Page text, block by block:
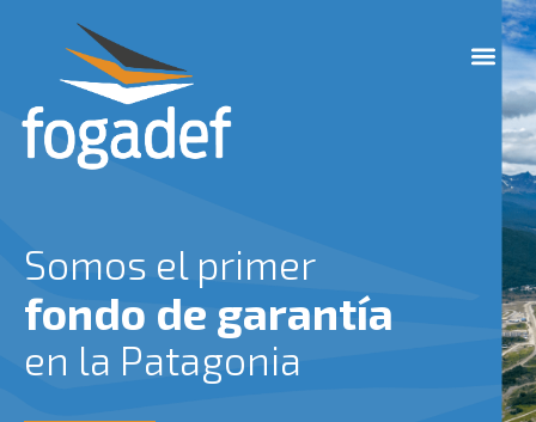
M
e
Somos el primer
fondo de garantía
en la Patagonia